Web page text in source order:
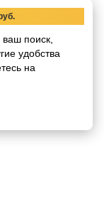
(Gres
поиск,
удобства
на